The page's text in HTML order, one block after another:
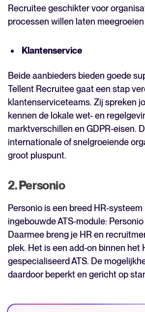
Recruitee geschikter voor
processen willen laten
Klantenservice
Beide aanbieders bieden goede
Tellent Recruitee gaat een stap
klantenserviceteams. Zij spreken
kennen de lokale wet- en
marktverschillen en GDPR-eisen.
internationale of snelgroeiende
groot pluspunt.
2. Personio
Personio is een breed HR-systeem
ingebouwde ATS-module:
Daarmee breng je HR en
plek. Het is een add-on binnen het
gespecialiseerd ATS. De
daardoor beperkt en gericht op